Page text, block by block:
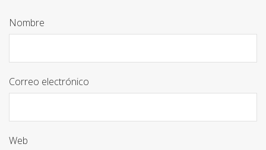
Nombre
Correo electrónico
Web